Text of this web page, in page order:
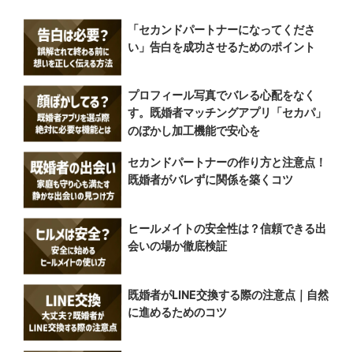
「セカンドパートナーになってくださ
い」告白を成功させるためのポイント
プロフィール写真でバレる心配をなく
す。既婚者マッチングアプリ「セカパ」
のぼかし加工機能で安心を
セカンドパートナーの作り方と注意点！
既婚者がバレずに関係を築くコツ
ヒールメイトの安全性は？信頼できる出
会いの場か徹底検証
既婚者がLINE交換する際の注意点｜自然
に進めるためのコツ